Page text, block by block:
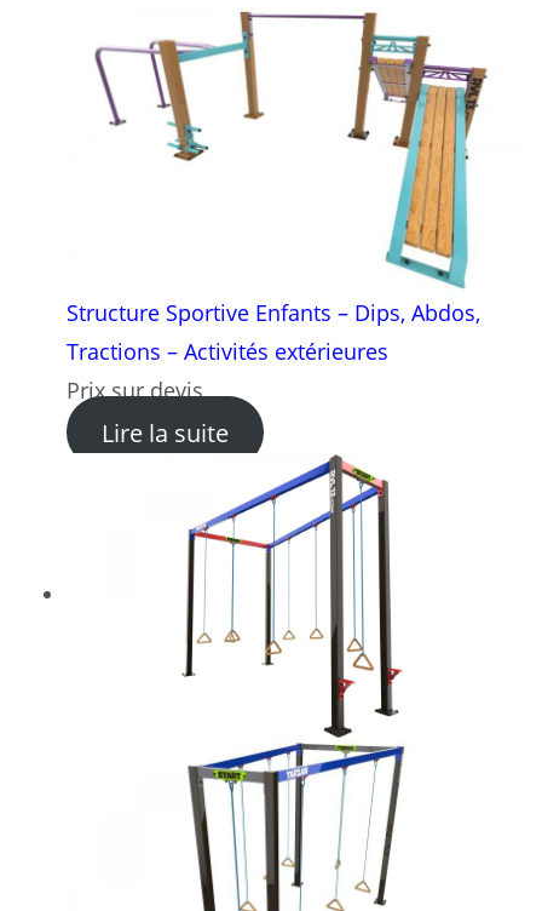
Structure Sportive Enfants – Dips, Abdos,
Tractions – Activités extérieures
Prix sur devis
Lire la suite: Structure Sportive